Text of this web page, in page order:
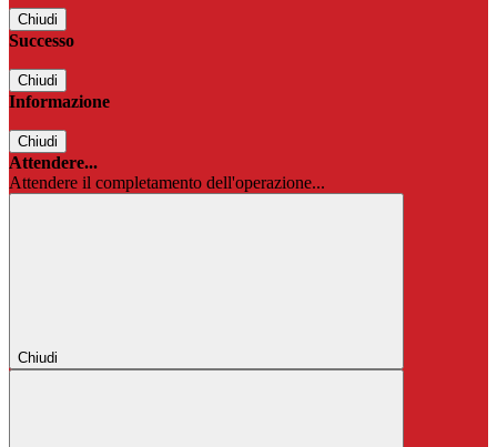
Chiudi
Successo
Chiudi
Informazione
Chiudi
Attendere...
Attendere il completamento dell'operazione...
Chiudi